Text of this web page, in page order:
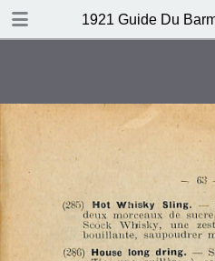
1921 Guide Du
DOWNLOAD